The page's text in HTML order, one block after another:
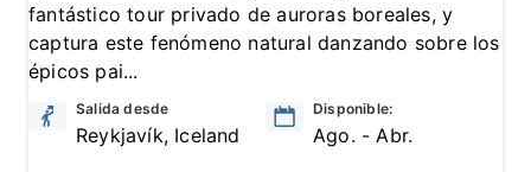
fantástico tour privado de auroras boreales, y
captura este fenómeno natural danzando sobre los
épicos pai...
Salida desde
Reykjavík, Iceland
Disponible:
Ago. - Abr.